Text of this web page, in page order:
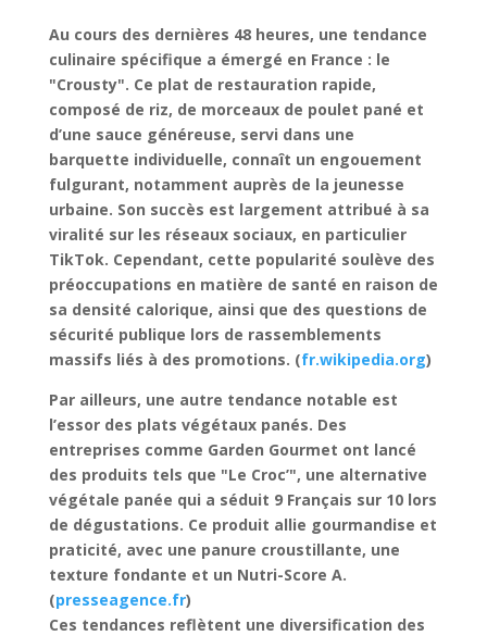
Au cours des dernières 48 heures, une tendance
culinaire spécifique a émergé en France : le
"Crousty". Ce plat de restauration rapide,
composé de riz, de morceaux de poulet pané et
d’une sauce généreuse, servi dans une
barquette individuelle, connaît un engouement
fulgurant, notamment auprès de la jeunesse
urbaine. Son succès est largement attribué à sa
viralité sur les réseaux sociaux, en particulier
TikTok. Cependant, cette popularité soulève des
préoccupations en matière de santé en raison de
sa densité calorique, ainsi que des questions de
sécurité publique lors de rassemblements
massifs liés à des promotions. (fr.wikipedia.org)
Par ailleurs, une autre tendance notable est
l’essor des plats végétaux panés. Des
entreprises comme Garden Gourmet ont lancé
des produits tels que "Le Croc’", une alternative
végétale panée qui a séduit 9 Français sur 10 lors
de dégustations. Ce produit allie gourmandise et
praticité, avec une panure croustillante, une
texture fondante et un Nutri-Score A.
(presseagence.fr)
Ces tendances reflètent une diversification des